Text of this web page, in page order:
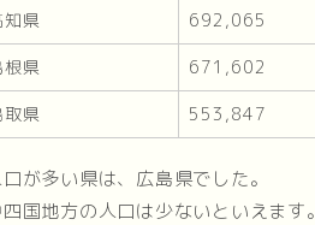
知県 692,065
根県 671,602
取県 553,847
が多い県は、広島県でした。
国地方の人口は少ないといえます。